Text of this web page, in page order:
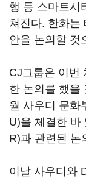
행 등 스마트시
쳐진다. 한화는
안을 논의할 것
CJ그룹은 이번
한 논의를 했을
월 사우디 문화
U)을 체결한 바
R)과 관련된 논
이날 사우디와